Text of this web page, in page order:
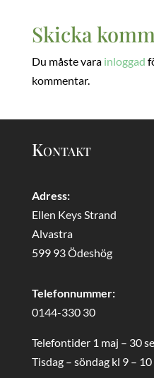
Skicka
Du måste vara inloggad
kommentar.
Kontakt
Adress:
Ellen Keys Strand
Alvastra
599 93 Ödeshög
Telefonnummer:
0144-330 30
Telefontider 1 maj – 30
Tisdag – söndag kl 9 – 10